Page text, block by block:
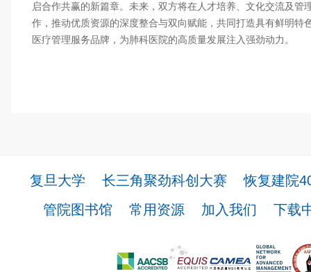
启合作共赢的新篇章。未来，双方将在人才培养、文化交流及管
作，推动优质资源的深度整合与双向赋能，共同打造具有鲜明特
医疗管理服务品牌，为肺科医院的高质量发展注入强劲动力。
复旦大学 长三角聚劲科创大赛
恢复建院
管院图书馆
常用资源 加入我们 下载